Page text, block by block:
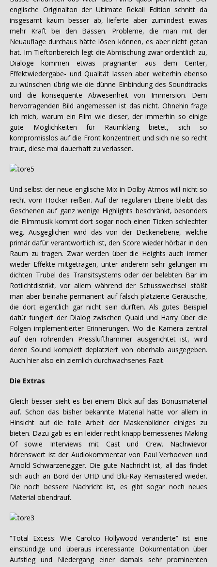
englische Originalton der Ultimate Rekall Edition schnitt da
insgesamt kaum besser ab, lieferte aber zumindest etwas
mehr Kraft bei den Bässen. Probleme, die man mit der
Neuauflage durchaus hätte lösen können, es aber nicht getan
hat. Im Tieftonbereich legt die Abmischung zwar ordentlich zu,
Dialoge kommen etwas prägnanter aus dem Center,
Effektwiedergabe- und Qualität lassen aber weiterhin ebenso
zu wünschen übrig wie die dünne Einbindung des Soundtracks
und die konsequente Abwesenheit von Immersion. Dem
hervorragenden Bild angemessen ist das nicht. Ohnehin frage
ich mich, warum ein Film wie dieser, der immerhin so einige
gute Möglichkeiten für Raumklang bietet, sich so
kompromisslos auf die Front konzentriert und sich nie so recht
traut, diese mal dauerhaft zu verlassen.
Und selbst der neue englische Mix in Dolby Atmos will nicht so
recht vom Hocker reißen. Auf der regulären Ebene bleibt das
Geschenen auf ganz wenige Highlights beschränkt, besonders
die Filmmusik kommt dort sogar noch einen Ticken schlechter
weg. Ausgeglichen wird das von der Deckenebene, welche
primär dafür verantwortlich ist, den Score wieder hörbar in den
Raum zu tragen. Zwar werden über die Heights auch immer
wieder Effekte mitgetragen, unter anderem sehr gelungen im
dichten Trubel des Transitsystems oder der belebten Bar im
Rotlichtdistrikt, vor allem während der Schusswechsel stößt
man aber beinahe permanent auf falsch platzierte Geräusche,
die dort eigentlich gar nicht sein dürften. Als gutes Beispiel
dafür fungiert der Dialog zwischen Quaid und Harry über die
Folgen implementierter Erinnerungen. Wo die Kamera zentral
auf den röhrenden Presslufthammer ausgerichtet ist, wird
deren Sound komplett deplatziert von oberhalb ausgegeben.
Auch hier also ein ziemlich durchwachsenes Fazit.
Die Extras
Gleich besser sieht es bei einem Blick auf das Bonusmaterial
auf. Schon das bisher bekannte Material hatte vor allem in
Hinsicht auf die tolle Arbeit der Maskenbildner einiges zu
bieten. Dazu gab es ein leider recht knapp bemessenes Making
Of sowie Interviews mit Cast und Crew. Nachwievor
hörenswert ist der Audiokommentar von Paul Verhoeven und
Arnold Schwarzenegger. Die gute Nachricht ist, all das findet
sich auch an Bord der UHD und Blu-Ray Remastered wieder.
Die noch bessere Nachricht ist, es gibt sogar noch neues
Material obendrauf.
“Total Excess: Wie Carolco Hollywood veränderte” ist eine
einstündige und überaus interessante Dokumentation über
Aufstieg und Niedergang einer damals sehr prominenten